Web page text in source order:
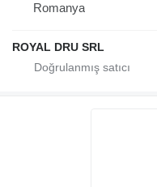
Romanya
ROYAL DRU SRL